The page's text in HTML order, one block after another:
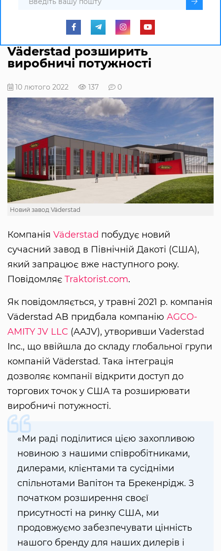
Väderstad розширить
виробничі потужності
10 лютого 2022 137 0
Новий завод Väderstad
Компанія Väderstad побудує новий
сучасний завод в Північній Дакоті (США),
який запрацює вже наступного року.
Повідомляє Traktorist.com.
Як повідомляється, у травні 2021 р. компанія
Väderstad AB придбала компанію AGCO-
AMITY JV LLC (AAJV), утворивши Vaderstad
Inc., що ввійшла до складу глобальної групи
компаній Väderstad. Така інтеграція
дозволяє компанії відкрити доступ до
торгових точок у США та розширювати
виробничі потужності.
«Ми раді поділитися цією захопливою
новиною з нашими співробітниками,
дилерами, клієнтами та сусідніми
спільнотами Вапітон та Брекенрідж. З
початком розширення своєї
присутності на ринку США, ми
продовжуємо забезпечувати цінність
нашого бренду для наших дилерів і